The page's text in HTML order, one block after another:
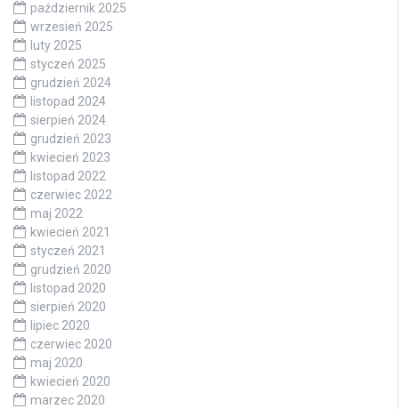
październik 2025
wrzesień 2025
luty 2025
styczeń 2025
grudzień 2024
listopad 2024
sierpień 2024
grudzień 2023
kwiecień 2023
listopad 2022
czerwiec 2022
maj 2022
kwiecień 2021
styczeń 2021
grudzień 2020
listopad 2020
sierpień 2020
lipiec 2020
czerwiec 2020
maj 2020
kwiecień 2020
marzec 2020